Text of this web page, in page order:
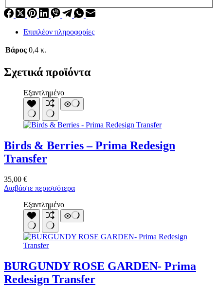
Επιπλέον πληροφορίες
Βάρος 0,4 κ.
Σχετικά προϊόντα
Εξαντλημένο
Birds & Berries – Prima Redesign
Transfer
35,00 €
Διαβάστε περισσότερα
Εξαντλημένο
BURGUNDY ROSE GARDEN- Prima
Redesign Transfer